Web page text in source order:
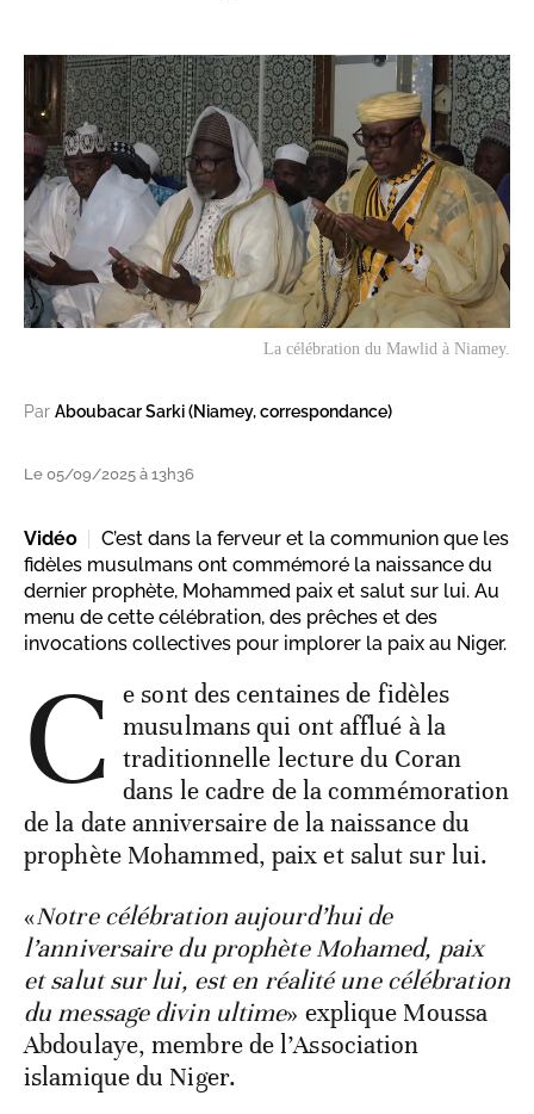
La célébration du Mawlid à Niamey.
Par Aboubacar Sarki (Niamey, correspondance)
Le 05/09/2025 à 13h36
Vidéo
C’est dans la ferveur et la communion que les
fidèles musulmans ont commémoré la naissance du
dernier prophète, Mohammed paix et salut sur lui. Au
menu de cette célébration, des prêches et des
invocations collectives pour implorer la paix au Niger.
C e sont des centaines de fidèles
musulmans qui ont afflué à la
traditionnelle lecture du Coran
dans le cadre de la commémoration
de la date anniversaire de la naissance du
prophète Mohammed, paix et salut sur lui.
«Notre célébration aujourd’hui de
l’anniversaire du prophète Mohamed, paix
et salut sur lui, est en réalité une célébration
du message divin ultime» explique Moussa
Abdoulaye, membre de l’Association
islamique du Niger.